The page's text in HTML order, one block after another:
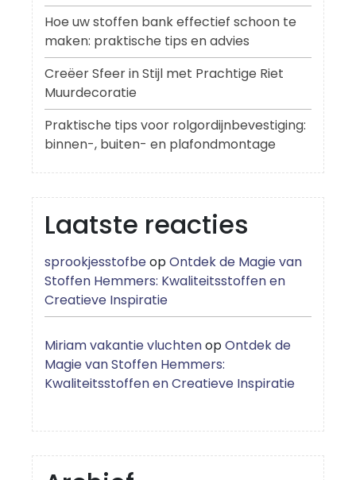
Hoe uw stoffen bank effectief schoon te
maken: praktische tips en advies
Creëer Sfeer in Stijl met Prachtige Riet
Muurdecoratie
Praktische tips voor rolgordijnbevestiging:
binnen-, buiten- en plafondmontage
Laatste reacties
sprookjesstofbeopOntdek de Magie van
Stoffen Hemmers: Kwaliteitsstoffen en
Creatieve Inspiratie
Miriam vakantie vluchtenopOntdek de
Magie van Stoffen Hemmers:
Kwaliteitsstoffen en Creatieve Inspiratie